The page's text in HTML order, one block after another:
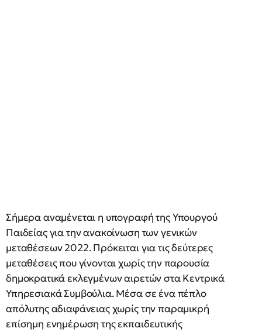
Σήμερα αναμένεται η υπογραφή της Υπουργού
Παιδείας για την ανακοίνωση των γενικών
μεταθέσεων 2022. Πρόκειται για τις δεύτερες
μεταθέσεις που γίνονται χωρίς την παρουσία
δημοκρατικά εκλεγμένων αιρετών στα Κεντρικά
Υπηρεσιακά Συμβούλια. Μέσα σε ένα πέπλο
απόλυτης αδιαφάνειας χωρίς την παραμικρή
επίσημη ενημέρωση της εκπαιδευτικής